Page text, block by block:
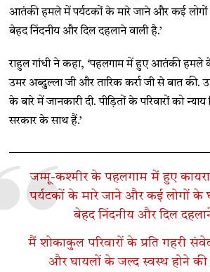
आतंकी हमले में पर्यटकों के मारे जाने और कई
बेहद निंदनीय और दिल दहलाने वाली है.’
राहुल गांधी ने कहा, ‘पहलगाम में हुए आतंकी हमले
उमर अब्दुल्ला जी और तारिक कर्रा जी से बात की.
के बारे में जानकारी दी. पीड़ितों के परिवारों को
सरकार के साथ हैं.’
जम्मू-कश्मीर के पहलगाम में हुए
पर्यटकों के मारे जाने और कई लोगों के
बेहद निंदनीय और दिल
मैं शोकाकुल परिवारों के प्रति गहरी
और घायलों के जल्द स्वस्थ होने